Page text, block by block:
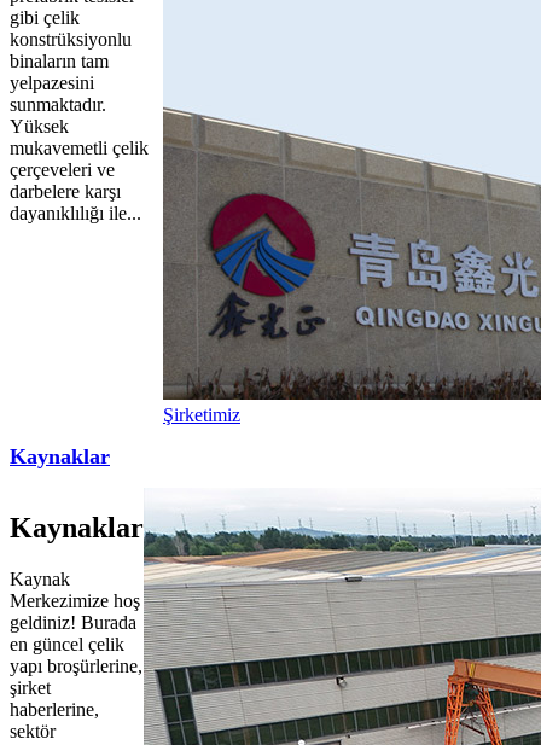
gibi çelik
konstrüksiyonlu
binaların tam
yelpazesini
sunmaktadır.
Yüksek
mukavemetli çelik
çerçeveleri ve
darbelere karşı
dayanıklılığı ile...
Şirketimiz
Kaynaklar
Kaynaklar
Kaynak
Merkezimize hoş
geldiniz! Burada
en güncel çelik
yapı broşürlerine,
şirket
haberlerine,
sektör